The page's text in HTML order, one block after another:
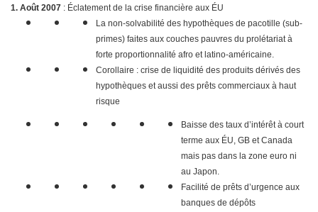
1. Août 2007 : Éclatement de la crise financière aux ÉU
La non-solvabilité des hypothèques de pacotille (sub-
primes) faites aux couches pauvres du prolétariat à
forte proportionnalité afro et latino-américaine.
Corollaire : crise de liquidité des produits dérivés des
hypothèques et aussi des prêts commerciaux à haut
risque
Baisse des taux d’intérêt à court
terme aux ÉU, GB et Canada
mais pas dans la zone euro ni
au Japon.
Facilité de prêts d’urgence aux
banques de dépôts